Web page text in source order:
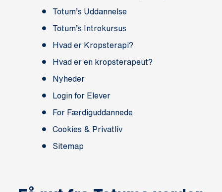
Totum’s Uddannelse
Totum’s Introkursus
Hvad er Kropsterapi?
Hvad er en kropsterapeut?
Nyheder
Login for Elever
For Færdiguddannede
Cookies & Privatliv
Sitemap